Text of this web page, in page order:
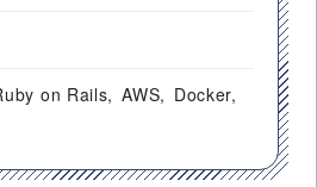
on Rails AWS
Docker